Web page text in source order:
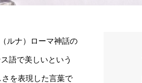
ルナ）ローマ神話の
語で美しいという
を表現した言葉で